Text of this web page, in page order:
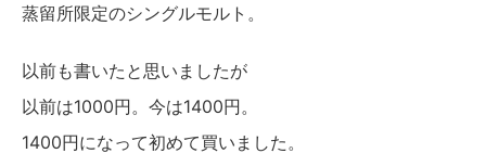
蒸留所限定のシングルモルト。
以前も書いたと思いましたが
以前は1000円。今は1400円。
1400円になって初めて買いました。